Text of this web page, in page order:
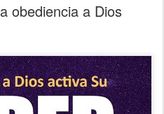
obediencia a Dios